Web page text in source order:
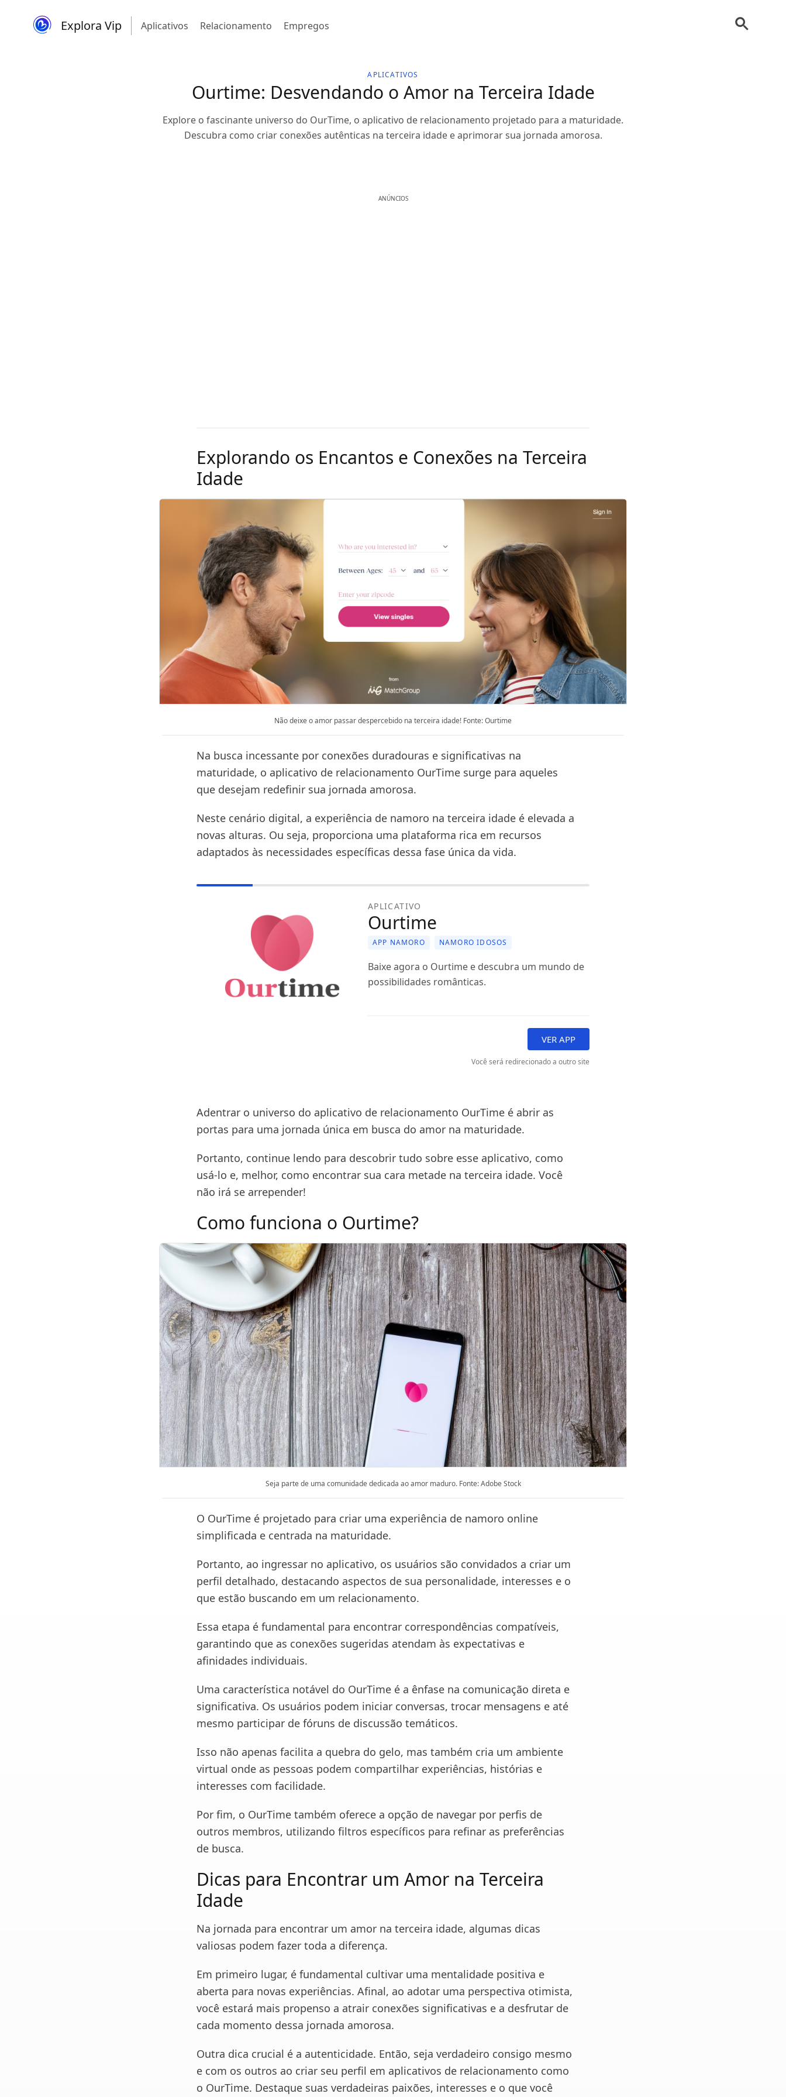
Explora Vip Aplicativos Relacionamento Empregos
APLICATIVOS
Ourtime: Desvendando o Amor na Terceira Idade
Explore o fascinante universo do OurTime, o aplicativo de relacionamento projetado para a maturidade.
Descubra como criar conexões autênticas na terceira idade e aprimorar sua jornada amorosa.
ANÚNCIOS
Explorando os Encantos e Conexões na Terceira
Idade
Não deixe o amor passar despercebido na terceira idade! Fonte: Ourtime
Na busca incessante por conexões duradouras e significativas na
maturidade, o aplicativo de relacionamento OurTime surge para aqueles
que desejam redefinir sua jornada amorosa.
Neste cenário digital, a experiência de namoro na terceira idade é elevada a
novas alturas. Ou seja, proporciona uma plataforma rica em recursos
adaptados às necessidades específicas dessa fase única da vida.
APLICATIVO
Ourtime
APP NAMORO NAMORO IDOSOS
Baixe agora o Ourtime e descubra um mundo de
possibilidades românticas.
VER APP
Você será redirecionado a outro site
Adentrar o universo do aplicativo de relacionamento OurTime é abrir as
portas para uma jornada única em busca do amor na maturidade.
Portanto, continue lendo para descobrir tudo sobre esse aplicativo, como
usá-lo e, melhor, como encontrar sua cara metade na terceira idade. Você
não irá se arrepender!
Como funciona o Ourtime?
Seja parte de uma comunidade dedicada ao amor maduro. Fonte: Adobe Stock
O OurTime é projetado para criar uma experiência de namoro online
simplificada e centrada na maturidade.
Portanto, ao ingressar no aplicativo, os usuários são convidados a criar um
perfil detalhado, destacando aspectos de sua personalidade, interesses e o
que estão buscando em um relacionamento.
Essa etapa é fundamental para encontrar correspondências compatíveis,
garantindo que as conexões sugeridas atendam às expectativas e
afinidades individuais.
Uma característica notável do OurTime é a ênfase na comunicação direta e
significativa. Os usuários podem iniciar conversas, trocar mensagens e até
mesmo participar de fóruns de discussão temáticos.
Isso não apenas facilita a quebra do gelo, mas também cria um ambiente
virtual onde as pessoas podem compartilhar experiências, histórias e
interesses com facilidade.
Por fim, o OurTime também oferece a opção de navegar por perfis de
outros membros, utilizando filtros específicos para refinar as preferências
de busca.
Dicas para Encontrar um Amor na Terceira
Idade
Na jornada para encontrar um amor na terceira idade, algumas dicas
valiosas podem fazer toda a diferença.
Em primeiro lugar, é fundamental cultivar uma mentalidade positiva e
aberta para novas experiências. Afinal, ao adotar uma perspectiva otimista,
você estará mais propenso a atrair conexões significativas e a desfrutar de
cada momento dessa jornada amorosa.
Outra dica crucial é a autenticidade. Então, seja verdadeiro consigo mesmo
e com os outros ao criar seu perfil em aplicativos de relacionamento como
o OurTime. Destaque suas verdadeiras paixões, interesses e o que você